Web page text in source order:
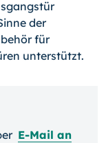
der
für
unterstützt.
E-Mail an